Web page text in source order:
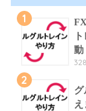
1
動
2
グ
え